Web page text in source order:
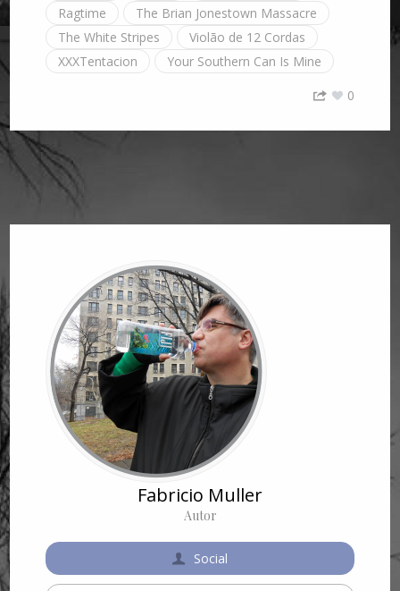
Ragtime
The Brian Jonestown Massacre
The White Stripes
Violão de 12 Cordas
XXXTentacion
Your Southern Can Is Mine
0
Fabricio Muller
Autor
Social